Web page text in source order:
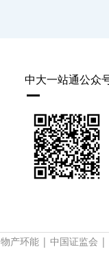
物产环能 | 中国证监会 |
中大一站通公众